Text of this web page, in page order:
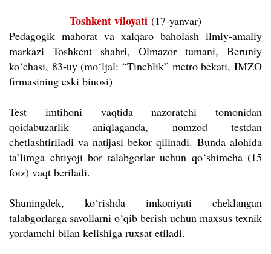
Toshkent viloyati (17-yanvar)
Pedagogik mahorat va xalqaro baholash ilmiy-amaliy
markazi Toshkent shahri, Olmazor tumani, Beruniy
ko‘chasi, 83-uy (mo‘ljal: “Tinchlik” metro bekati, IMZO
firmasining eski binosi)
Test imtihoni vaqtida nazoratchi tomonidan
qoidabuzarlik aniqlaganda, nomzod testdan
chetlashtiriladi va natijasi bekor qilinadi. Bunda alohida
ta’limga ehtiyoji bor talabgorlar uchun qo‘shimcha (15
foiz) vaqt beriladi.
Shuningdek, ko‘rishda imkoniyati cheklangan
talabgorlarga savollarni o‘qib berish uchun maxsus texnik
yordamchi bilan kelishiga ruxsat etiladi.